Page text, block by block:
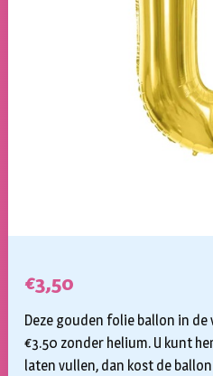
€3,50
Deze gouden folie ballon in
€3.50 zonder helium. U kunt
laten vullen, dan kost de